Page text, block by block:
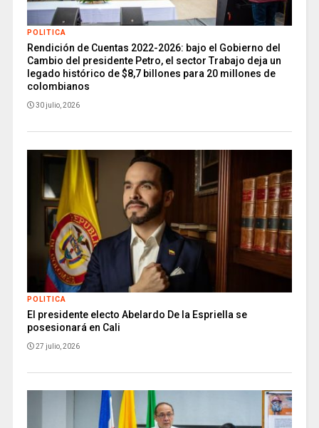
POLITICA
Rendición de Cuentas 2022-2026: bajo el Gobierno del
Cambio del presidente Petro, el sector Trabajo deja un
legado histórico de $8,7 billones para 20 millones de
colombianos
30 julio, 2026
POLITICA
El presidente electo Abelardo De la Espriella se
posesionará en Cali
27 julio, 2026